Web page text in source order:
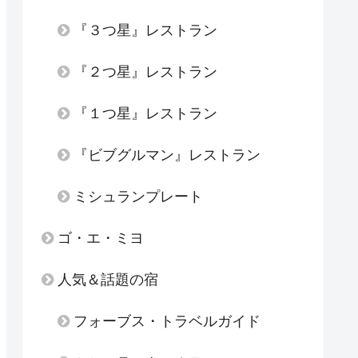
『３つ星』レストラン
『２つ星』レストラン
『１つ星』レストラン
『ビブグルマン』レストラン
ミシュランプレート
ゴ・エ・ミヨ
人気＆話題の宿
フォーブス・トラベルガイド